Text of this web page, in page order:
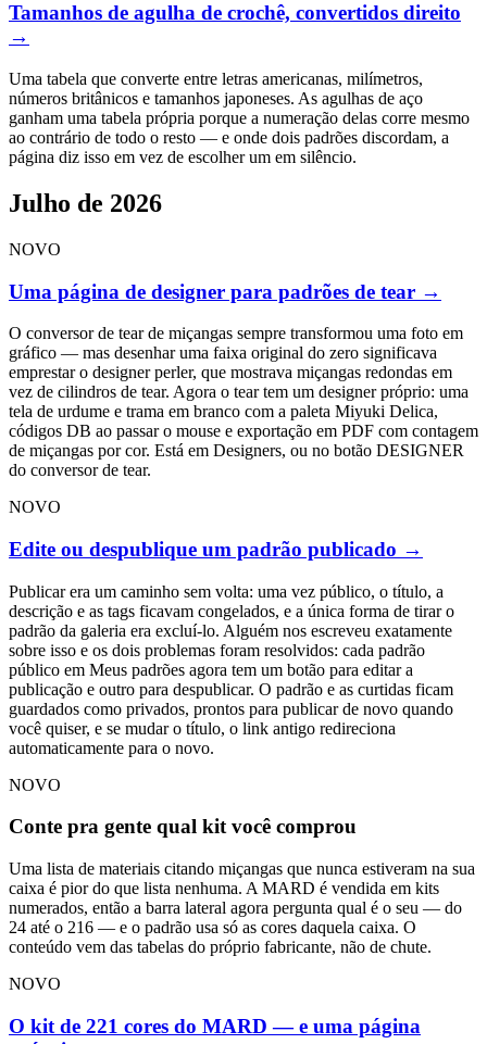
Tamanhos de agulha de crochê, convertidos direito
→
Uma tabela que converte entre letras americanas, milímetros,
números britânicos e tamanhos japoneses. As agulhas de aço
ganham uma tabela própria porque a numeração delas corre mesmo
ao contrário de todo o resto — e onde dois padrões discordam, a
página diz isso em vez de escolher um em silêncio.
Julho de 2026
NOVO
Uma página de designer para padrões de tear →
O conversor de tear de miçangas sempre transformou uma foto em
gráfico — mas desenhar uma faixa original do zero significava
emprestar o designer perler, que mostrava miçangas redondas em
vez de cilindros de tear. Agora o tear tem um designer próprio: uma
tela de urdume e trama em branco com a paleta Miyuki Delica,
códigos DB ao passar o mouse e exportação em PDF com contagem
de miçangas por cor. Está em Designers, ou no botão DESIGNER
do conversor de tear.
NOVO
Edite ou despublique um padrão publicado →
Publicar era um caminho sem volta: uma vez público, o título, a
descrição e as tags ficavam congelados, e a única forma de tirar o
padrão da galeria era excluí-lo. Alguém nos escreveu exatamente
sobre isso e os dois problemas foram resolvidos: cada padrão
público em Meus padrões agora tem um botão para editar a
publicação e outro para despublicar. O padrão e as curtidas ficam
guardados como privados, prontos para publicar de novo quando
você quiser, e se mudar o título, o link antigo redireciona
automaticamente para o novo.
NOVO
Conte pra gente qual kit você comprou
Uma lista de materiais citando miçangas que nunca estiveram na sua
caixa é pior do que lista nenhuma. A MARD é vendida em kits
numerados, então a barra lateral agora pergunta qual é o seu — do
24 até o 216 — e o padrão usa só as cores daquela caixa. O
conteúdo vem das tabelas do próprio fabricante, não de chute.
NOVO
O kit de 221 cores do MARD — e uma página